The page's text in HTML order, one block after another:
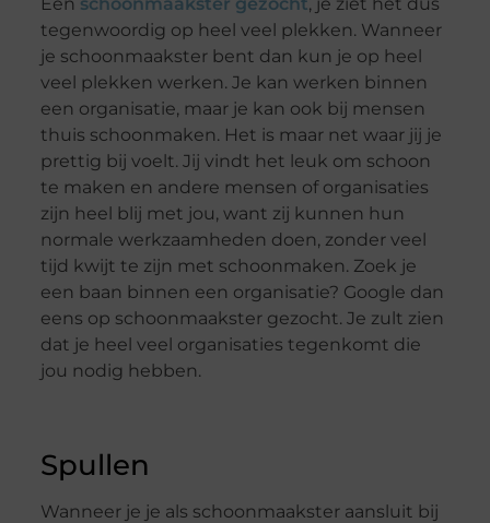
Een schoonmaakster gezocht, je ziet het dus
tegenwoordig op heel veel plekken. Wanneer
je schoonmaakster bent dan kun je op heel
veel plekken werken. Je kan werken binnen
een organisatie, maar je kan ook bij mensen
thuis schoonmaken. Het is maar net waar jij je
prettig bij voelt. Jij vindt het leuk om schoon
te maken en andere mensen of organisaties
zijn heel blij met jou, want zij kunnen hun
normale werkzaamheden doen, zonder veel
tijd kwijt te zijn met schoonmaken. Zoek je
een baan binnen een organisatie? Google dan
eens op schoonmaakster gezocht. Je zult zien
dat je heel veel organisaties tegenkomt die
jou nodig hebben.
Spullen
Wanneer je je als schoonmaakster aansluit bij